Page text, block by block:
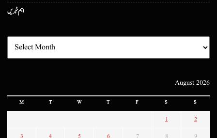
اہم خبریں
August 2026
M T W T F S S
1 2